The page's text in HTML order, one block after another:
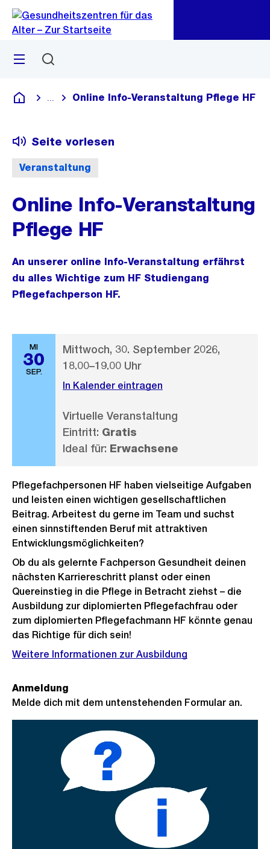
Navigation
Sprunglink
Menü
Gesundheitszentren für das Alter
Blende alle Breadcrumbs ein
Online Info-Veranstaltung Pflege HF
Veranstaltung
Seite vorlesen
Online Info-Veranstaltung
Pflege HF
An unserer online Info-Veranstaltung erfährst
du alles Wichtige zum HF Studiengang
Pflegefachperson HF.
MI
30
SEP.
Mittwoch, 30. September 2026,
18.00–19.00 Uhr
In Kalender eintragen
Virtuelle Veranstaltung
Eintritt: Gratis
Ideal für: Erwachsene
Pflegefachpersonen HF haben vielseitige Aufgaben
und leisten einen wichtigen gesellschaftlichen
Beitrag. Arbeitest du gerne im Team und suchst
einen sinnstiftenden Beruf mit attraktiven
Entwicklungsmöglichkeiten?
Ob du als gelernte Fachperson Gesundheit deinen
nächsten Karriereschritt planst oder einen
Quereinstieg in die Pflege in Betracht ziehst – die
Ausbildung zur diplomierten Pflegefachfrau oder
zum diplomierten Pflegefachmann HF könnte genau
das Richtige für dich sein!
Weitere Informationen zur Ausbildung
Anmeldung
Melde dich mit dem untenstehenden Formular an.